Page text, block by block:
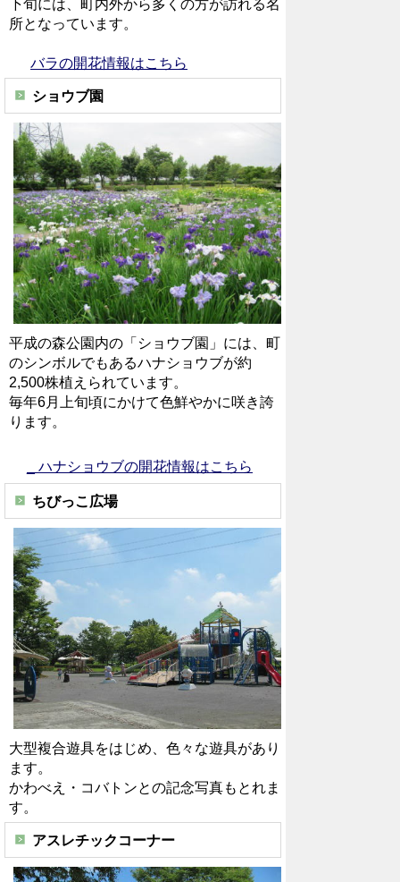
下旬には、町内外から多くの方が訪れる名
所となっています。
バラの開花情報はこちら
ショウブ園
平成の森公園内の「ショウブ園」には、町
のシンボルでもあるハナショウブが約
2,500株植えられています。
毎年6月上旬頃にかけて色鮮やかに咲き誇
ります。
ハナショウブの開花情報はこちら
ちびっこ広場
大型複合遊具をはじめ、色々な遊具があり
ます。
かわべえ・コバトンとの記念写真もとれま
す。
アスレチックコーナー